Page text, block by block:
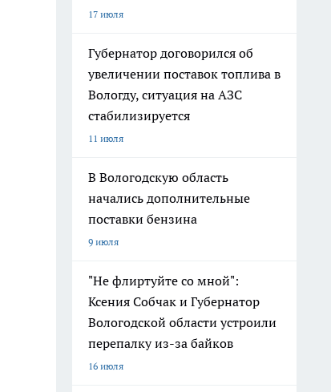
17 июля
Губернатор договорился об
увеличении поставок топлива в
Вологду, ситуация на АЗС
стабилизируется
11 июля
В Вологодскую область
начались дополнительные
поставки бензина
9 июля
"Не флиртуйте со мной":
Ксения Собчак и Губернатор
Вологодской области устроили
перепалку из-за байков
16 июля